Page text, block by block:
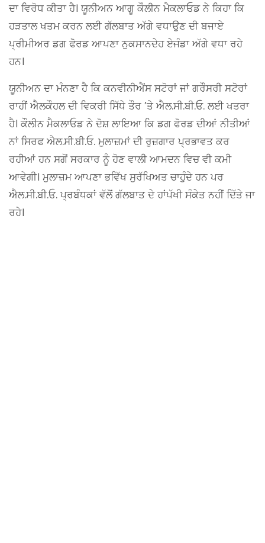
ਦਾ ਵਿਰੋਧ ਕੀਤਾ ਹੈ। ਯੂਨੀਅਨ ਆਗੂ ਕੌਲੀਨ ਮੈਕਲਾਓਡ ਨੇ ਕਿਹਾ ਕਿ
ਹੜਤਾਲ ਖਤਮ ਕਰਨ ਲਈ ਗੱਲਬਾਤ ਅੱਗੇ ਵਧਾਉਣ ਦੀ ਬਜਾਏ
ਪ੍ਰੀਮੀਅਰ ਡਗ ਫੋਰਡ ਆਪਣਾ ਨੁਕਸਾਨਦੇਹ ਏਜੰਡਾ ਅੱਗੇ ਵਧਾ ਰਹੇ
ਹਨ।
ਯੂਨੀਅਨ ਦਾ ਮੰਨਣਾ ਹੈ ਕਿ ਕਨਵੀਨੀਐਂਸ ਸਟੋਰਾਂ ਜਾਂ ਗਰੌਸਰੀ ਸਟੋਰਾਂ
ਰਾਹੀਂ ਐਲਕੌਹਲ ਦੀ ਵਿਕਰੀ ਸਿੱਧੇ ਤੌਰ ’ਤੇ ਐਲ.ਸੀ.ਬੀ.ਓ. ਲਈ ਖਤਰਾ
ਹੈ। ਕੌਲੀਨ ਮੈਕਲਾਓਡ ਨੇ ਦੋਸ਼ ਲਾਇਆ ਕਿ ਡਗ ਫੋਰਡ ਦੀਆਂ ਨੀਤੀਆਂ
ਨਾਂ ਸਿਰਫ ਐਲ.ਸੀ.ਬੀ.ਓ. ਮੁਲਾਜ਼ਮਾਂ ਦੀ ਰੁਜ਼ਗਾਰ ਪ੍ਰਭਾਵਤ ਕਰ
ਰਹੀਆਂ ਹਨ ਸਗੋਂ ਸਰਕਾਰ ਨੂੰ ਹੋਣ ਵਾਲੀ ਆਮਦਨ ਵਿਚ ਵੀ ਕਮੀ
ਆਵੇਗੀ। ਮੁਲਾਜ਼ਮ ਆਪਣਾ ਭਵਿੱਖ ਸੁਰੱਖਿਅਤ ਚਾਹੁੰਦੇ ਹਨ ਪਰ
ਐਲ.ਸੀ.ਬੀ.ਓ. ਪ੍ਰਬੰਧਕਾਂ ਵੱਲੋਂ ਗੱਲਬਾਤ ਦੇ ਹਾਂਪੱਖੀ ਸੰਕੇਤ ਨਹੀਂ ਦਿੱਤੇ ਜਾ
ਰਹੇ।